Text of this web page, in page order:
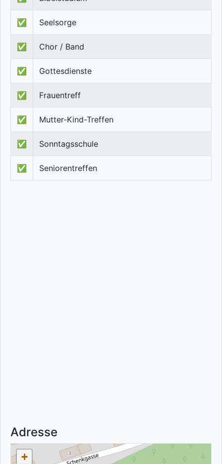
✅ Seelsorge
✅ Chor / Band
✅ Gottesdienste
✅ Frauentreff
✅ Mutter-Kind-Treffen
✅ Sonntagsschule
✅ Seniorentreffen
Adresse
+